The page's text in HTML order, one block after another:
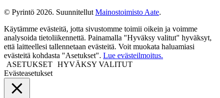
© Pyrintö 2026. Suunnitellut Mainostoimisto Aate.
Käytämme evästeitä, jotta sivustomme toimii oikein ja voimme
analysoida tietoliikennettä. Painamalla "Hyväksy valitut" hyväksyt,
että laitteellesi tallennetaan evästeitä. Voit muokata haluamiasi
evästeitä kohdasta "Asetukset". Lue evästeilmoitus.
ASETUKSET HYVÄKSY VALITUT
Evästeasetukset